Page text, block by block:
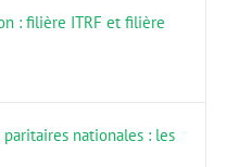
: filière ITRF et filière
nationales : les